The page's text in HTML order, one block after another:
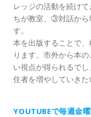
レッジの活動を続け
ちが教室、③対話から
す。
本を出版することで
ります。市外から本
い視点が得られるで
住者を増やしていきた
YOUTUBEで毎週金